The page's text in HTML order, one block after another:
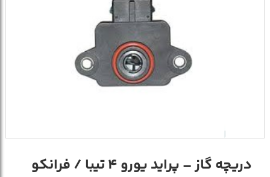
دریچه گاز – پراید یورو 4 تیبا / فرانکو